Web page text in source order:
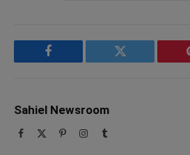
Facebook Twitter
Sahiel Newsroom
Facebook PinterestInstagram
Tumblr